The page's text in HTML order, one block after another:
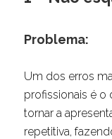
Problema:
Um dos erros
profissionais é o
tornar a
repetitiva,